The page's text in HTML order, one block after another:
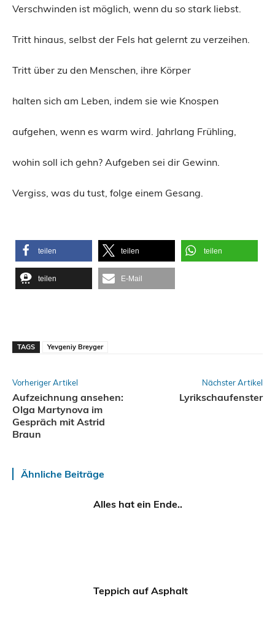
Verschwinden ist möglich, wenn du so stark liebst.
Tritt hinaus, selbst der Fels hat gelernt zu verzeihen.
Tritt über zu den Menschen, ihre Körper
halten sich am Leben, indem sie wie Knospen
aufgehen, wenn es warm wird. Jahrlang Frühling,
wohin soll ich gehn? Aufgeben sei dir Gewinn.
Vergiss, was du tust, folge einem Gesang.
teilen teilen teilen
teilen E-Mail
TAGS Yevgeniy Breyger
Vorheriger Artikel
Aufzeichnung ansehen:
Olga Martynova im
Gespräch mit Astrid
Braun
Nächster Artikel
Lyrikschaufenster
Ähnliche Beiträge
Alles hat ein Ende..
Teppich auf Asphalt